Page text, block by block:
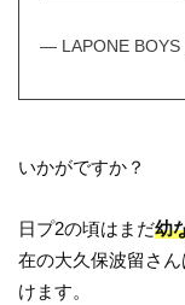
— LAPONE BOYS
いかがですか？
日プ2の頃はまだ幼
在の大久保波留さん
けます。